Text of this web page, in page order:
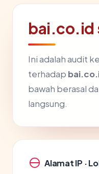
bai.co.id
Ini adalah audit
terhadap
bawah berasal
langsung.
Alamat IP ·